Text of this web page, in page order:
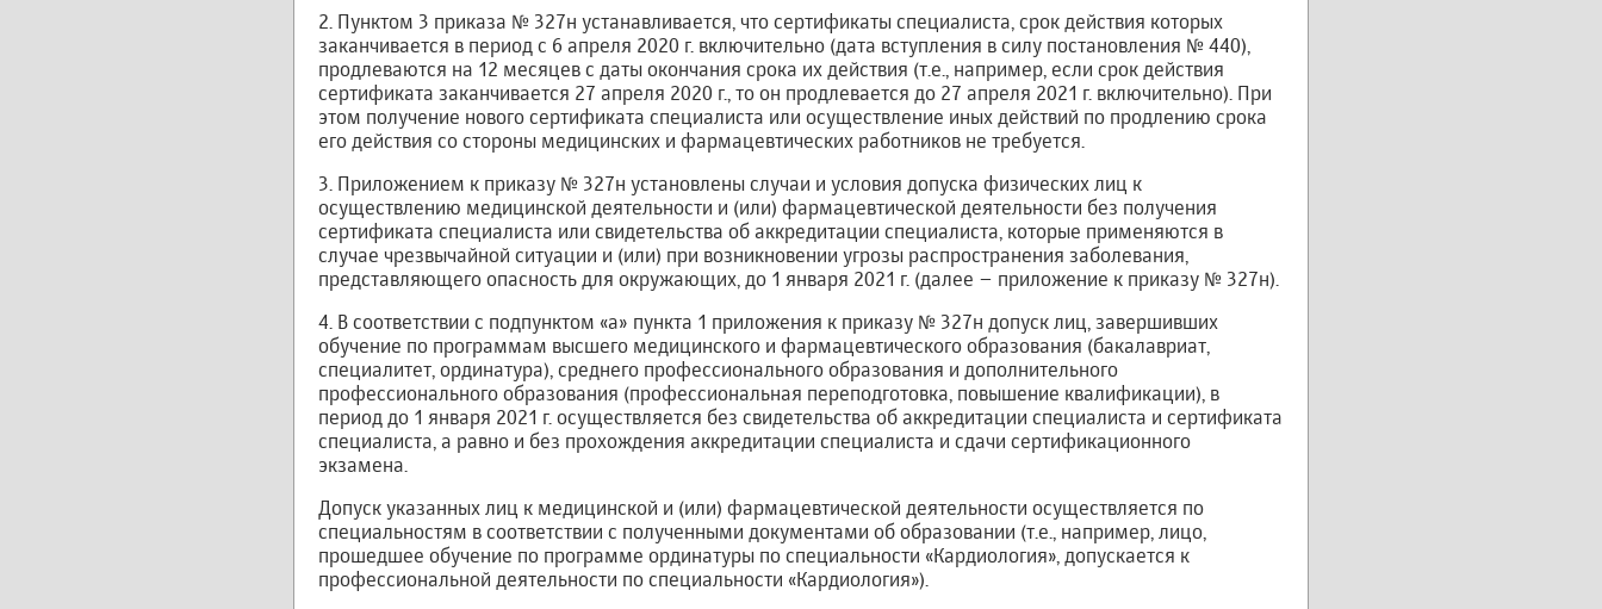
2. Пунктом 3 приказа № 327н устанавливается, что сертификаты специалиста, срок действия которых
заканчивается в период с 6 апреля 2020 г. включительно (дата вступления в силу постановления № 440),
продлеваются на 12 месяцев с даты окончания срока их действия (т.е., например, если срок действия
сертификата заканчивается 27 апреля 2020 г., то он продлевается до 27 апреля 2021 г. включительно). При
этом получение нового сертификата специалиста или осуществление иных действий по продлению срока
его действия со стороны медицинских и фармацевтических работников не требуется.
3. Приложением к приказу № 327н установлены случаи и условия допуска физических лиц к
осуществлению медицинской деятельности и (или) фармацевтической деятельности без получения
сертификата специалиста или свидетельства об аккредитации специалиста, которые применяются в
случае чрезвычайной ситуации и (или) при возникновении угрозы распространения заболевания,
представляющего опасность для окружающих, до 1 января 2021 г. (далее – приложение к приказу № 327н).
4. В соответствии с подпунктом «а» пункта 1 приложения к приказу № 327н допуск лиц, завершивших
обучение по программам высшего медицинского и фармацевтического образования (бакалавриат,
специалитет, ординатура), среднего профессионального образования и дополнительного
профессионального образования (профессиональная переподготовка, повышение квалификации), в
период до 1 января 2021 г. осуществляется без свидетельства об аккредитации специалиста и сертификата
специалиста, а равно и без прохождения аккредитации специалиста и сдачи сертификационного
экзамена.
Допуск указанных лиц к медицинской и (или) фармацевтической деятельности осуществляется по
специальностям в соответствии с полученными документами об образовании (т.е., например, лицо,
прошедшее обучение по программе ординатуры по специальности «Кардиология», допускается к
профессиональной деятельности по специальности «Кардиология»).